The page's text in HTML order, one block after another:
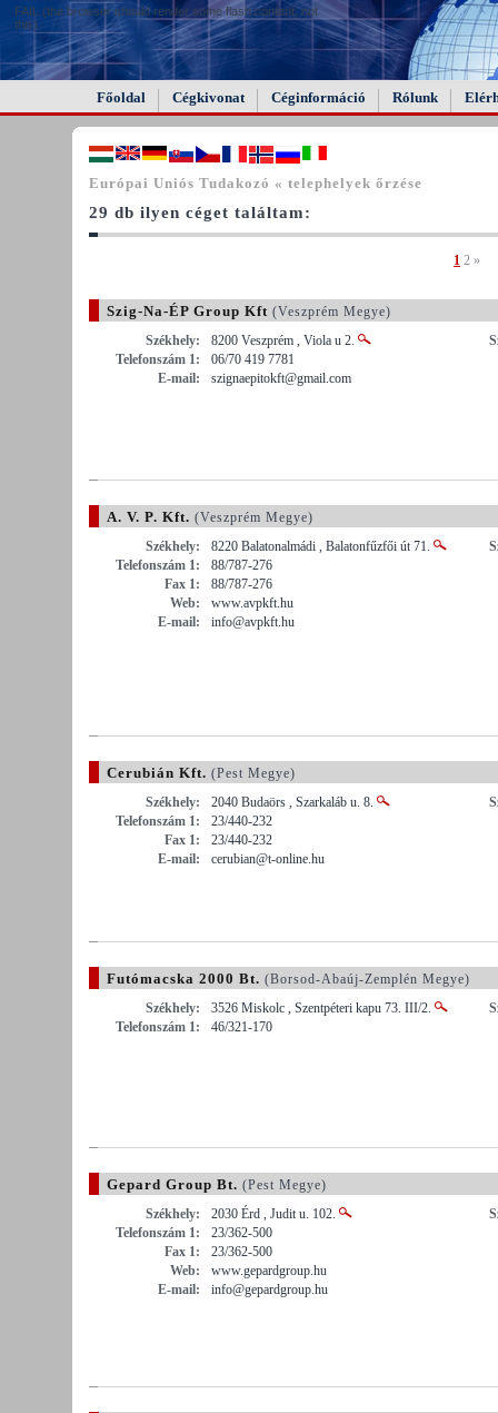
FAIL (the browser should render some flash content, not
this).
Főoldal Cégkivonat Céginformáció Rólunk
Európai Uniós Tudakozó « telephelyek őrzése
29 db ilyen céget találtam:
1 2 »
Szig-Na-ÉP Group Kft (Veszprém Megye)
Székhely:
8200 Veszprém , Viola u 2.
Telefonszám 1:
06/70 419 7781
E-mail:
szignaepitokft@gmail.com
A. V. P. Kft. (Veszprém Megye)
Székhely:
8220 Balatonalmádi , Balatonfűzfői út 71.
Telefonszám 1:
88/787-276
Fax 1:
88/787-276
Web:
www.avpkft.hu
E-mail:
info@avpkft.hu
Cerubián Kft. (Pest Megye)
Székhely:
2040 Budaörs , Szarkaláb u. 8.
Telefonszám 1:
23/440-232
Fax 1:
23/440-232
E-mail:
cerubian@t-online.hu
Futómacska 2000 Bt. (Borsod-Abaúj-Zemplén Megye)
Székhely:
3526 Miskolc , Szentpéteri kapu 73. III/2.
Telefonszám 1:
46/321-170
Gepard Group Bt. (Pest Megye)
Székhely:
2030 Érd , Judit u. 102.
Telefonszám 1:
23/362-500
Fax 1:
23/362-500
Web:
www.gepardgroup.hu
E-mail:
info@gepardgroup.hu